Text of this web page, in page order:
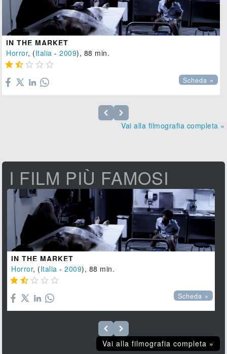
IN THE MARKET
Horror, (Italia -2009), 88 min.
    
Scheda »
Vai alla filmografia completa »
I FILM PIÙ FAMOSI
IN THE MARKET
Horror, (Italia -2009), 88 min.
    
Scheda »
Vai alla filmografia completa »